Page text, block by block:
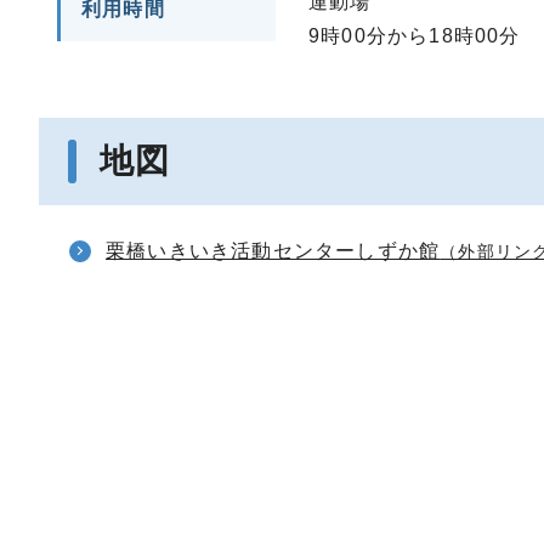
利用時間
9時00分から18時00分
地図
栗橋いきいき活動センターしずか館 （外部リン